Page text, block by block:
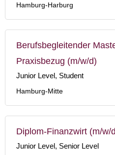
Hamburg-Harburg
Berufsbegleitender
Praxisbezug (m/w/d)
Junior Level, Student
Hamburg-Mitte
Diplom-Finanzwirt (m/w/
Junior Level, Senior Level